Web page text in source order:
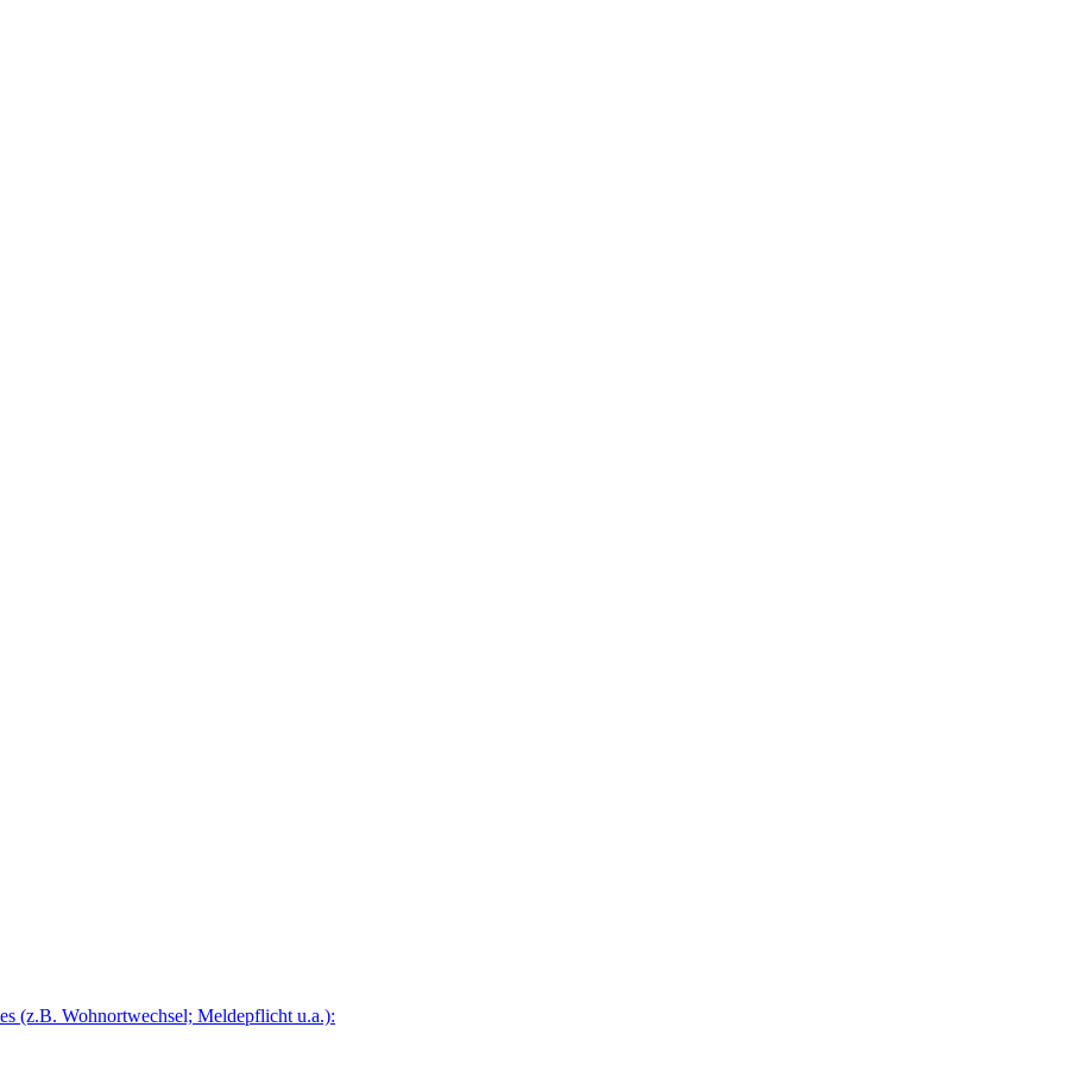
(z.B. Wohnortwechsel; Meldepflicht u.a.):